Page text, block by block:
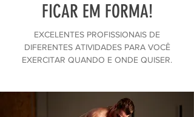
FICAR EM FORMA!
EXCELENTES PROFISSIONAIS DE
DIFERENTES ATIVIDADES PARA VOCÊ
EXERCITAR QUANDO E ONDE QUISER.